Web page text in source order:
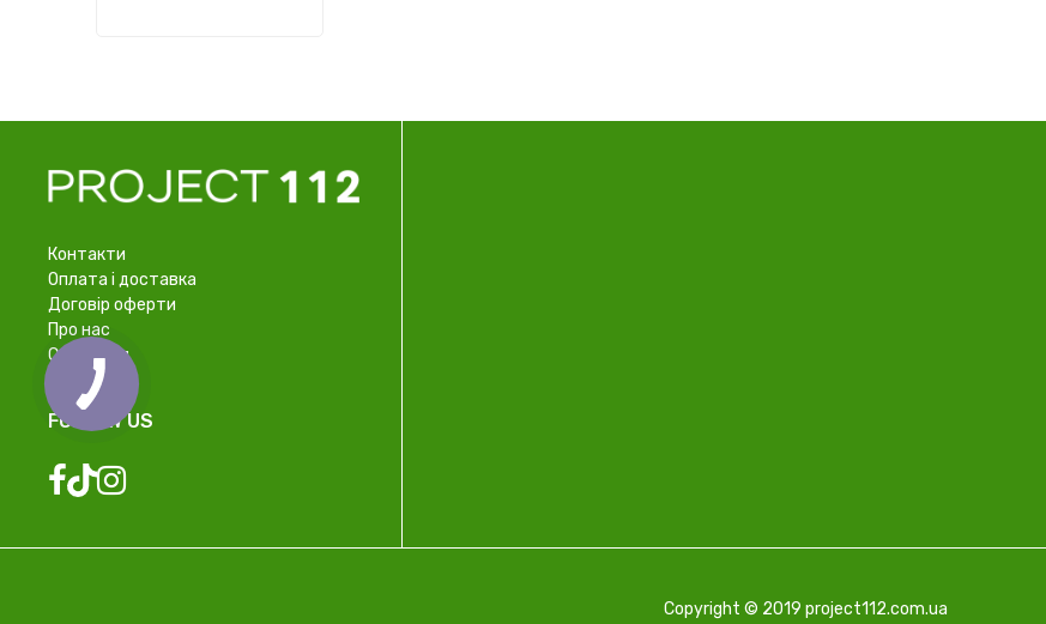
Контакти
Оплата і доставка
Договір оферти
Про нас
Співпраця
FOLLOW US
Copyright © 2019 project112.com.ua